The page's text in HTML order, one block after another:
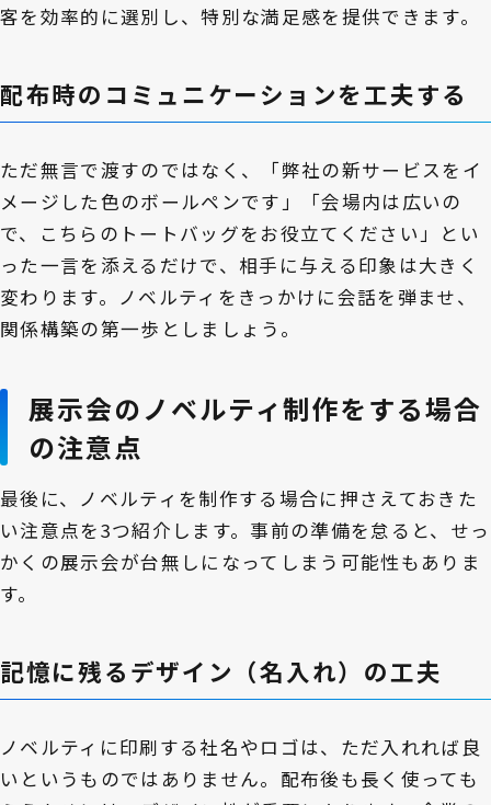
客を効率的に選別し、特別な満足感を提供できます。
配布時のコミュニケーションを工夫する
ただ無言で渡すのではなく、「弊社の新サービスをイ
メージした色のボールペンです」「会場内は広いの
で、こちらのトートバッグをお役立てください」とい
った一言を添えるだけで、相手に与える印象は大きく
変わります。ノベルティをきっかけに会話を弾ませ、
関係構築の第一歩としましょう。
展示会のノベルティ制作をする場合
の注意点
最後に、ノベルティを制作する場合に押さえておきた
い注意点を3つ紹介します。事前の準備を怠ると、せっ
かくの展示会が台無しになってしまう可能性もありま
す。
記憶に残るデザイン（名入れ）の工夫
ノベルティに印刷する社名やロゴは、ただ入れれば良
いというものではありません。配布後も長く使っても